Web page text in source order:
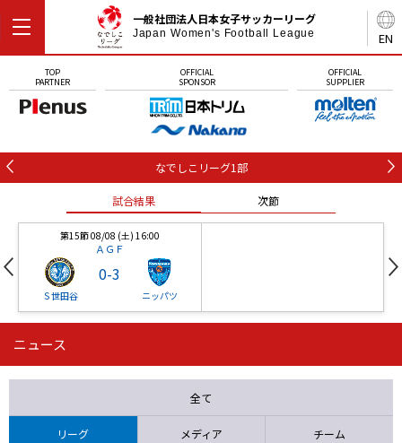
EN
一般社団法人日本女子サッカーリーグ
Japan Women's Football League
TOP
PARTNER
OFFICIAL
SPONSOR
OFFICIAL
SUPPLIER
なでしこリーグ1部
試合結果 次節
第15節 08/08 (土) 16:00
ＡＧＦ
Ｓ世田谷
0-3
ニッパツ
第16節 09/05 (土) 15:00
ニッパツ 石人の星
ニュース
全て
リーグ メディア チーム